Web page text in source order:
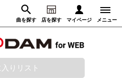
曲を探す 店を探す マイページ メニュー
グイン
りリスト